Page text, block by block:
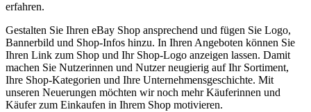
erfahren.
Gestalten Sie Ihren eBay Shop ansprechend und fügen Sie Logo,
Bannerbild und Shop-Infos hinzu. In Ihren Angeboten können Sie
Ihren Link zum Shop und Ihr Shop-Logo anzeigen lassen. Damit
machen Sie Nutzerinnen und Nutzer neugierig auf Ihr Sortiment,
Ihre Shop-Kategorien und Ihre Unternehmensgeschichte. Mit
unseren Neuerungen möchten wir noch mehr Käuferinnen und
Käufer zum Einkaufen in Ihrem Shop motivieren.